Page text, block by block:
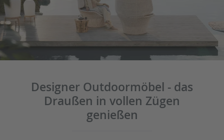
Designer Outdoormöbel - das
Draußen in vollen Zügen
genießen